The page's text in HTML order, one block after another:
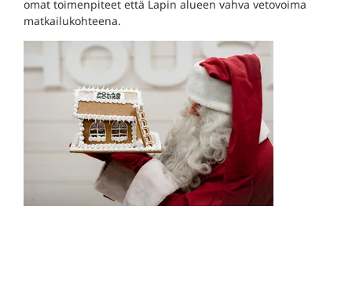
omat toimenpiteet että Lapin alueen vahva vetovoima
matkailukohteena.